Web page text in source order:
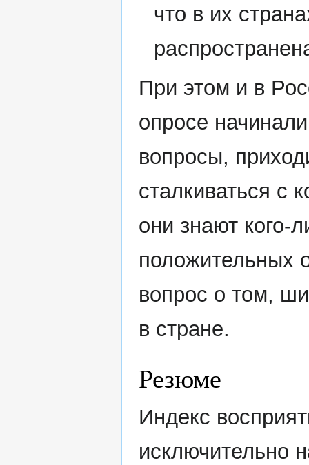
что в их
При этом и в
опросе
вопросы,
сталкиваться с
они знают кого-
положительных
вопрос о том,
в стране.
Резюме
Индекс
исключительно